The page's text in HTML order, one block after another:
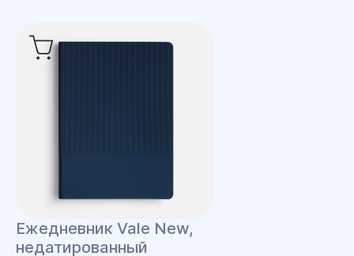
Ежедневник Vale New,
недатированный